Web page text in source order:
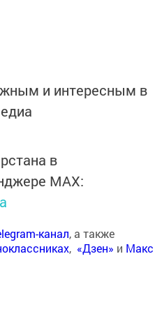
и интересным в
в
MАХ:
канал, а также
, «Дзен» и Макс